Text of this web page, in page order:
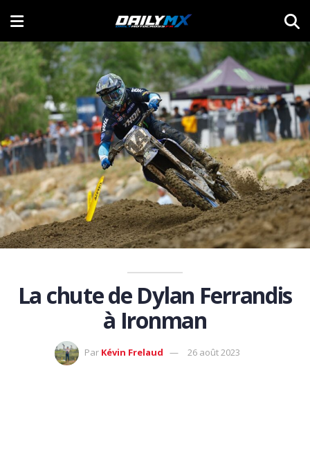
La chute de Dylan Ferrandis
à Ironman
Par Kévin Frelaud 26 août 2023